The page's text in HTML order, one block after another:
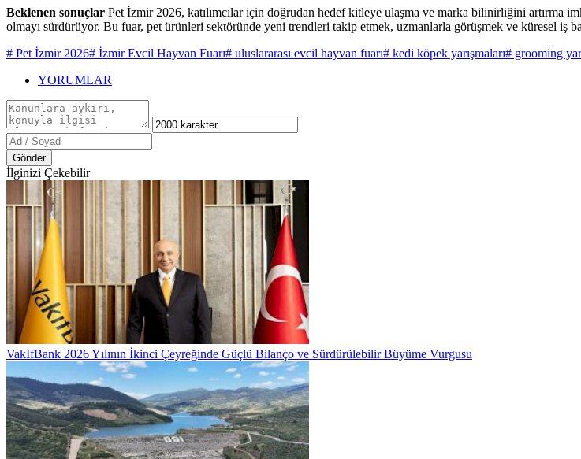
Beklenen sonuçlar Pet İzmir 2026, katılımcılar için doğrudan hedef kitleye ulaşma ve marka bilinirliğini artırma
olmayı sürdürüyor. Bu fuar, pet ürünleri sektöründe yeni trendleri takip etmek, uzmanlarla görüşmek ve küresel iş
# Pet İzmir 2026# İzmir Evcil Hayvan Fuarı# uluslararası evcil hayvan fuarı# kedi köpek yarışmaları# grooming
YORUMLAR
Gönder
İlginizi Çekebilir
VakIfBank 2026 Yılının İkinci Çeyreğinde Güçlü Bilanço ve Sürdürülebilir Büyüme Vurgusu